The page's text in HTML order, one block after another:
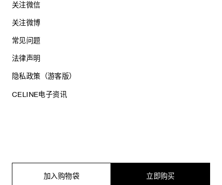
立即购买
加入购物袋
关注微信
关注微博
常见问题
法律声明
隐私政策（游客版）
CELINE电子资讯
思琳商贸（上海）有限公司
沪公网安备 31010602005569
电子营业执照